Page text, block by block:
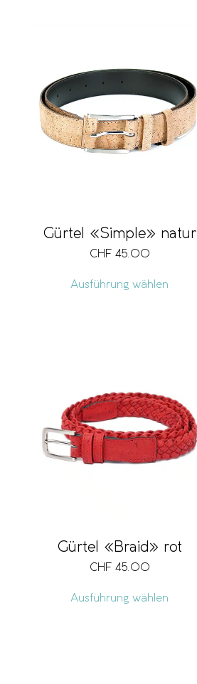
Gürtel «Simple» natur
CHF 45.00
Ausführung wählen
Gürtel «Braid» rot
CHF 45.00
Ausführung wählen